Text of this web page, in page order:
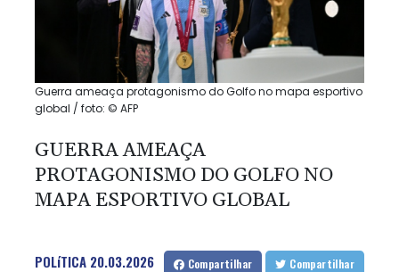
Guerra ameaça protagonismo do Golfo no mapa esportivo
global / foto: © AFP
GUERRA AMEAÇA
PROTAGONISMO DO GOLFO NO
MAPA ESPORTIVO GLOBAL
POLíTICA 20.03.2026 Compartilhar Compartilhar